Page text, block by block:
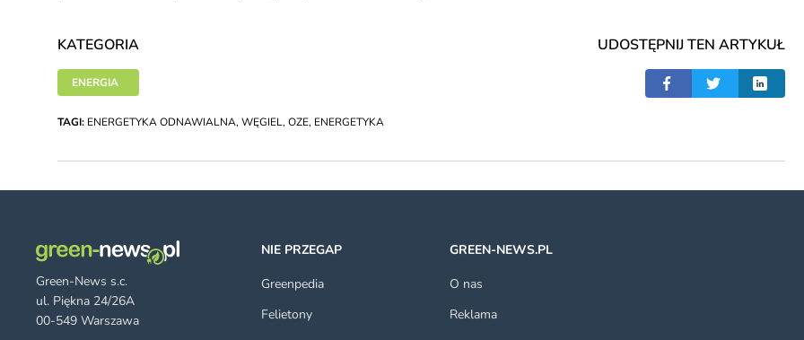
KATEGORIA
ENERGIA
UDOSTĘPNIJ TEN ARTYKUŁ
TAGI: ENERGETYKA ODNAWIALNA, WĘGIEL, OZE, ENERGETYKA
Green-News s.c.
ul. Piękna 24/26A
00-549 Warszawa
NIE PRZEGAP
Greenpedia
Felietony
GREEN-NEWS.PL
O nas
Reklama